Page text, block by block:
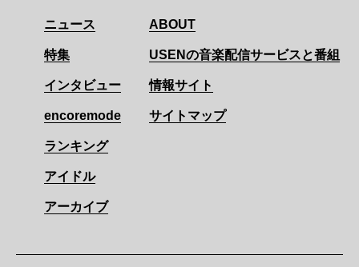
ニュース
特集
インタビュー
encoremode
ランキング
アイドル
アーカイブ
ABOUT
USENの音楽配信サービスと番組
情報サイト
サイトマップ